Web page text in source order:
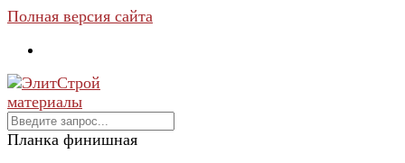
Полная версия сайта
Планка финишная